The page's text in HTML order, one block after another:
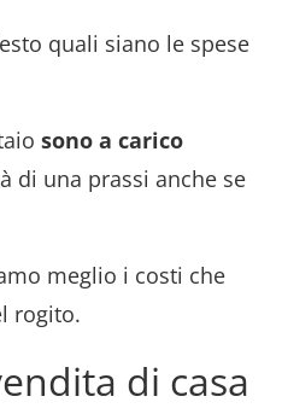
quali siano le spese
sono a carico
di una prassi anche se
meglio i costi che
rogito.
di casa